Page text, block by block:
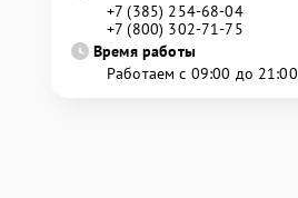
+7 (385) 254-68-04
+7 (800) 302-71-75
Время работы
Работаем с 09:00 до 21:00